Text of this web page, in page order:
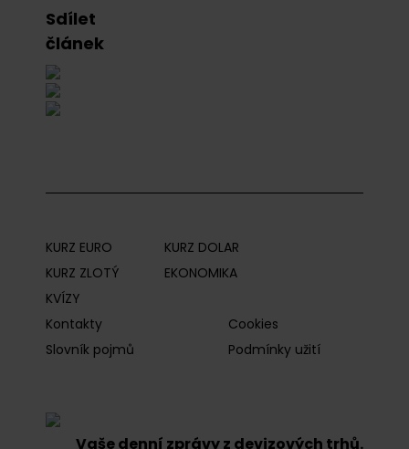
Sdílet
článek
KURZ EURO
KURZ DOLAR
KURZ ZLOTÝ
EKONOMIKA
KVÍZY
Kontakty
Cookies
Slovník pojmů
Podmínky užití
Vaše denní zprávy z devizových trhů.